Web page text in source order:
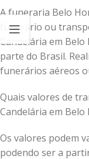
A funeraria Belo
funerário ou
Candelária em
parte do Brasil.
funerários aéreos
Quais valores de
Candelária em Belo
Os valores podem
podendo ser a